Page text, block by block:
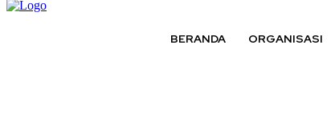
BERANDA ORGANISASI